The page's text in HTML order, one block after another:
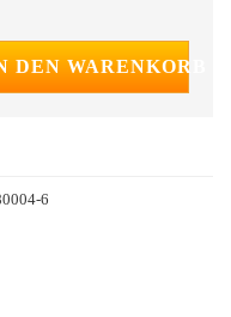
DEN WARENKORB
6